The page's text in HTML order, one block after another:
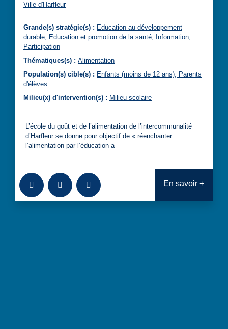
Ville d'Harfleur
Grande(s) stratégie(s) : Education au développement
durable, Education et promotion de la santé, Information,
Participation
Thématiques(s) : Alimentation
Population(s) cible(s) : Enfants (moins de 12 ans), Parents
d'élèves
Milieu(x) d'intervention(s) : Milieu scolaire
L’école du goût et de l’alimentation de l’intercommunalité
d’Harfleur se donne pour objectif de « réenchanter
l’alimentation par l’éducation a
Ajouter à la bibliothèque
TéléchargerConsulter En savoir +